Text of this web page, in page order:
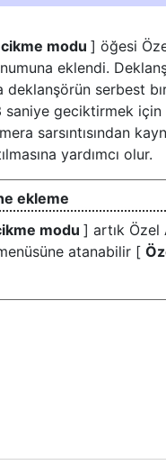
modu ] öğesi
eklendi.
deklanşörün serbest
saniye geciktirmek için
sarsıntısından
yardımcı olur.
ekleme
modu ] artık Özel
atanabilir [